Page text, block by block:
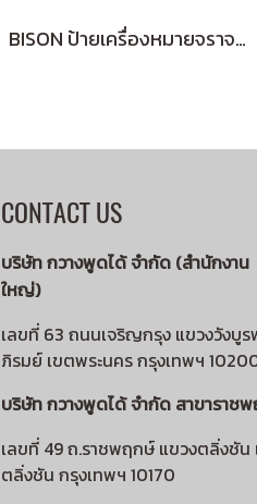
BISON ป้ายเครื่องหมายจราจร "สิ้นสุดทางคู่" 45 cm.
CONTACT US
บริษัท กวางพูดได้ จำกัด (สำนักงาน
ใหญ่)
เลขที่ 63 ถนนเจริญกรุง แขวงวังบูร
ภิรมย์ เขตพระนคร กรุงเทพฯ
บริษัท กวางพูดได้ จำกัด สาขาราช
เลขที่ 49 ถ.ราชพฤกษ์ แขวงตลิ่งชัน
ตลิ่งชัน กรุงเทพฯ 10170